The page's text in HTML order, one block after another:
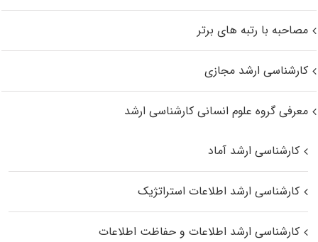
مصاحبه با رتبه های برتر
کارشناسی ارشد مجازی
معرفی گروه علوم انسانی کارشناسی ارشد
کارشناسی ارشد آماد
کارشناسی ارشد اطلاعات استراتژیک
کارشناسی ارشد اطلاعات و حفاظت اطلاعات